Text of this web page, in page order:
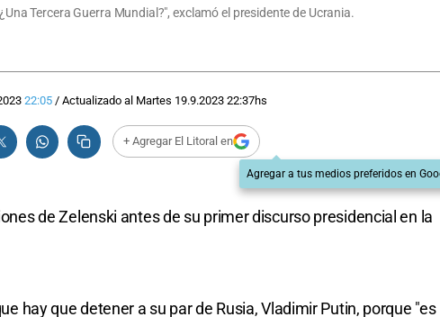
Tercera Guerra Mundial?", exclamó el presidente de Ucrania.
22:05 / Actualizado al Martes 19.9.2023 22:37hs
+ Agregar El Litoral en
Agregar a tus medios preferidos en
de Zelenski antes de su primer discurso presidencial en la
hay que detener a su par de Rusia, Vladimir Putin, porque "es